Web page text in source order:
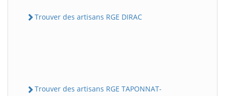
Trouver des artisans RGE DIRAC
Trouver des artisans RGE TAPONNAT-